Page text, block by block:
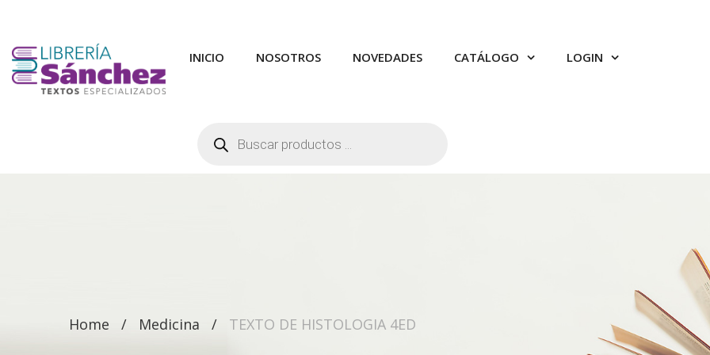
INICIO NOSOTROS NOVEDADES CATÁLOGO LOGIN
productos
Home Medicina TEXTO DE HISTOLOGIA 4ED